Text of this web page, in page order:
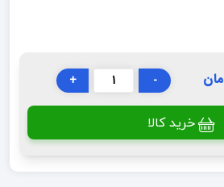
-
+
خرید کالا